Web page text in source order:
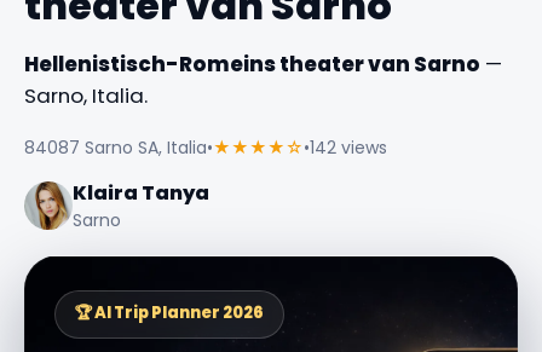
Hellenistisch-Romeins theater van Sarno —
Sarno, Italia.
84087 Sarno SA, Italia•★★★★☆•142 views
Klaira Tanya
Sarno
🏆 AI Trip Planner 2026